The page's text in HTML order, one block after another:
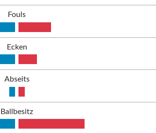
Fouls
Ecken
Abseits
Ballbesitz